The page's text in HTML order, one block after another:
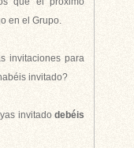
en el Grupo.
invitaciones para
invitado?
invitado debéis